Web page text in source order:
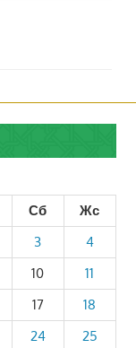
Сб
Жс
3
4
10
11
17
18
24
25